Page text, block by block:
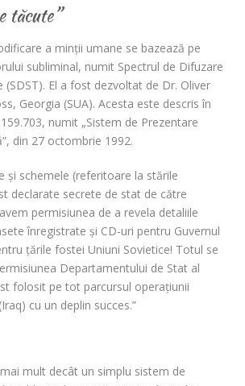
tăcute”
a minţii umane se bazează pe
subliminal, numit Spectrul de Difuzare
(SDST). El a fost dezvoltat de Dr. Oliver
Georgia (SUA). Acesta este descris în
numit „Sistem de Prezentare
din 27 octombrie 1992.
şi schemele (referitoare la stările
declarate secrete de stat de către
permisiunea de a revela detaliile
înregistrate şi CD-uri pentru Guvernul
ţările fostei Uniuni Sovietice! Totul se
Departamentului de Stat al
folosit pe tot parcursul operaţiunii
cu un deplin succes.”
mult decât un simplu sistem de